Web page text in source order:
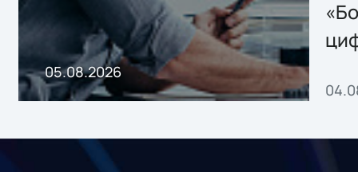
хранения данных
05.08.2026